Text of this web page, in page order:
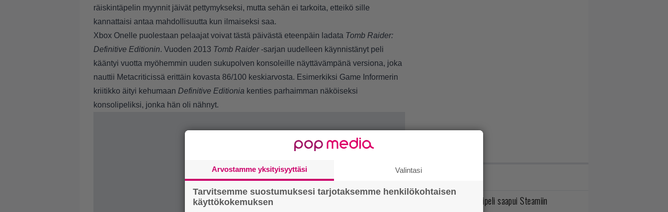
räiskintäpelin myynnit jäivät pettymykseksi, mutta sehän ei tarkoita, etteikö sille
kannattaisi antaa mahdollisuutta kun ilmaiseksi saa.
Xbox Onelle puolestaan pelaajat voivat tästä päivästä eteenpäin ladata Tomb Raider:
Definitive Editionin. Vuoden 2013 Tomb Raider-sarjan uudelleen käynnistänyt peli
kääntyi vuotta myöhemmin uuden sukupolven konsoleille näyttävämpänä versiona, joka
nauttii Metacriticissä erittäin kovasta 86/100 keskiarvosta. Esimerkiksi Game Informerin
kriitikko äityi kehumaan Definitive Editionia kenties parhaimman näköiseksi
konsolipeliksi, jonka hän oli nähnyt.
Ubisoftin hittipeli saapui Steamiin
Arvostamme yksityisyyttäsi Valintasi
Tarvitsemme suostumuksesi tarjotaksemme henkilökohtaisen
käyttökokemuksen